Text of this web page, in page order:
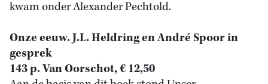
kwam onder Alexander Pechtold.
Onze eeuw. J.L. Heldring en André Spoor in
gesprek
143 p. Van Oorschot, € 12,50